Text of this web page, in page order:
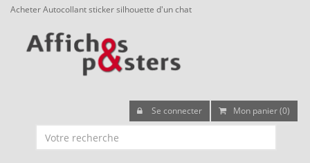
Acheter Autocollant sticker silhouette d'un chat
Se connecter Mon panier (0)